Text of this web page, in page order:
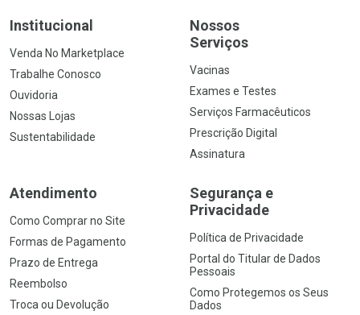
Institucional
Venda No Marketplace
Trabalhe Conosco
Ouvidoria
Nossas Lojas
Sustentabilidade
Nossos
Serviços
Vacinas
Exames e Testes
Serviços Farmacêuticos
Prescrição Digital
Assinatura
Atendimento
Como Comprar no Site
Formas de Pagamento
Prazo de Entrega
Reembolso
Troca ou Devolução
Segurança e
Privacidade
Política de Privacidade
Portal do Titular de Dados
Pessoais
Como Protegemos os Seus
Dados